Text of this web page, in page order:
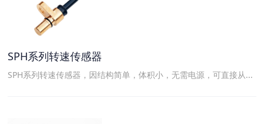
SPH系列转速传感器
SPH系列转速传感器，因结构简单，体积小，无需电源，可直接从...